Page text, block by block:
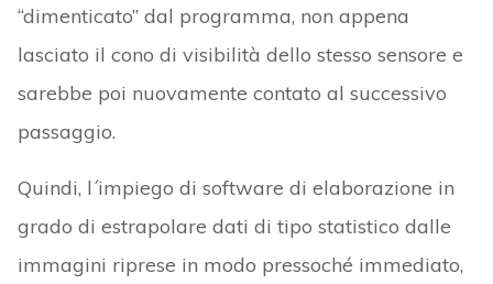
“dimenticato” dal programma, non appena
lasciato il cono di visibilità dello stesso sensore e
sarebbe poi nuovamente contato al successivo
passaggio.
Quindi, l´impiego di software di elaborazione in
grado di estrapolare dati di tipo statistico dalle
immagini riprese in modo pressoché immediato,